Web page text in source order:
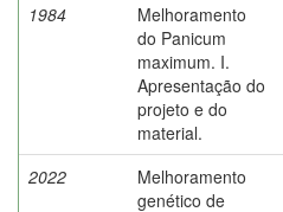
1984
Melhoramento
do Panicum
maximum. I.
Apresentação do
projeto e do
material.
2022
Melhoramento
genético de